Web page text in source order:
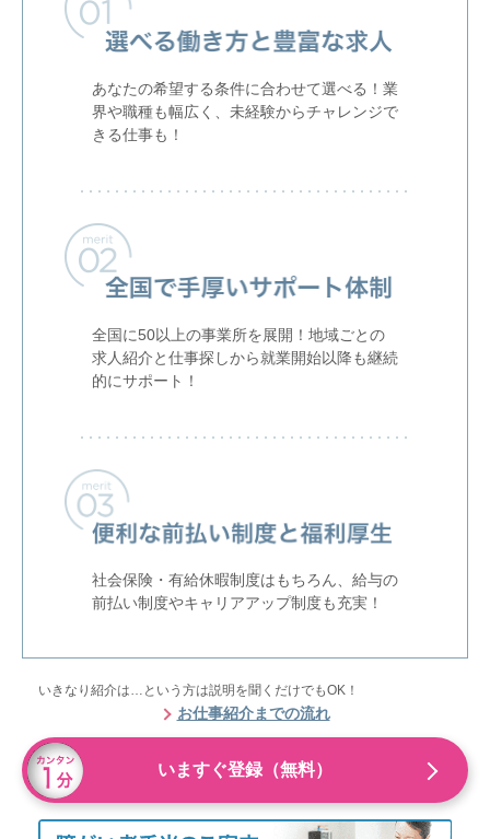
あなたの希望する条件に合わせて選べる！業
界や職種も幅広く、未経験からチャレンジで
きる仕事も！
全国に50以上の事業所を展開！地域ごとの
求人紹介と仕事探しから就業開始以降も継続
的にサポート！
社会保険・有給休暇制度はもちろん、給与の
前払い制度やキャリアアップ制度も充実！
いきなり紹介は…という方は説明を聞くだけでもOK！
お仕事紹介までの流れ
いますぐ登録（無料）